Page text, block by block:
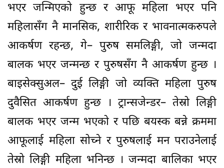
भएर जन्मिएको हुन्छ र आफू महिला भएर पनि
महिलासँग नै मानसिक, शारीरिक र भावनात्मकरुपले
आकर्षण रहन्छ, गे– पुरुष समलिङ्गी, जो जन्मदा
बालक भएर जन्मन्छ र पुरुषसँग नै आकर्षण हुन्छ ।
बाइसेक्सुअल– दुई लिङ्गी जो व्यक्ति महिला पुरुष
दुवैसित आकर्षण हुन्छ । ट्रान्सजेन्डर– तेस्रो लिङ्गी
बालक भएर जन्म भएको र पछि बयस्क बन्ने क्रममा
आफूलाई महिला सोच्ने र पुरुषलाई मन पराउनेलाई
तेस्रो लिङ्गी महिला भनिन्छ । जन्मदा बालिका भएर